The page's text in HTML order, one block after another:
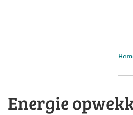
Energie